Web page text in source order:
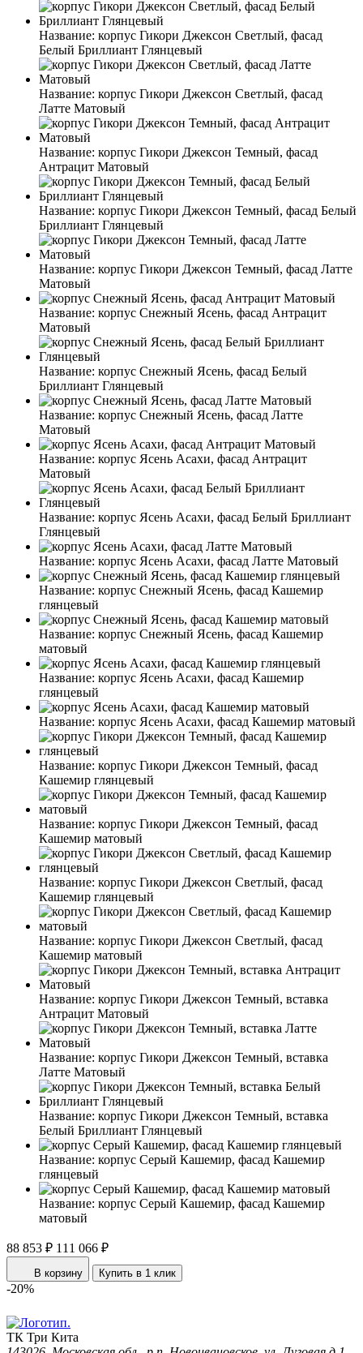
Название: корпус Гикори Джексон Светлый, фасад
Белый Бриллиант Глянцевый
Название: корпус Гикори Джексон Светлый, фасад
Латте Матовый
Название: корпус Гикори Джексон Темный, фасад
Антрацит Матовый
Название: корпус Гикори Джексон Темный, фасад Белый
Бриллиант Глянцевый
Название: корпус Гикори Джексон Темный, фасад Латте
Матовый
Название: корпус Снежный Ясень, фасад Антрацит
Матовый
Название: корпус Снежный Ясень, фасад Белый
Бриллиант Глянцевый
Название: корпус Снежный Ясень, фасад Латте
Матовый
Название: корпус Ясень Асахи, фасад Антрацит
Матовый
Название: корпус Ясень Асахи, фасад Белый Бриллиант
Глянцевый
Название: корпус Ясень Асахи, фасад Латте Матовый
Название: корпус Снежный Ясень, фасад Кашемир
глянцевый
Название: корпус Снежный Ясень, фасад Кашемир
матовый
Название: корпус Ясень Асахи, фасад Кашемир
глянцевый
Название: корпус Ясень Асахи, фасад Кашемир матовый
Название: корпус Гикори Джексон Темный, фасад
Кашемир глянцевый
Название: корпус Гикори Джексон Темный, фасад
Кашемир матовый
Название: корпус Гикори Джексон Светлый, фасад
Кашемир глянцевый
Название: корпус Гикори Джексон Светлый, фасад
Кашемир матовый
Название: корпус Гикори Джексон Темный, вставка
Антрацит Матовый
Название: корпус Гикори Джексон Темный, вставка
Латте Матовый
Название: корпус Гикори Джексон Темный, вставка
Белый Бриллиант Глянцевый
Название: корпус Серый Кашемир, фасад Кашемир
глянцевый
Название: корпус Серый Кашемир, фасад Кашемир
матовый
88 853 ₽ 111 066 ₽
В корзину Купить в 1 клик
-20%
ТК Три Кита